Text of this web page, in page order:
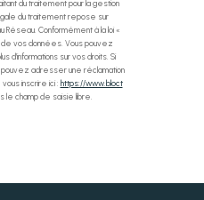
du traitement pour la gestion
du traitement repose sur
Conformément à la loi «
de vos données. Vous pouvez
d’informations sur vos droits. Si
adresser une réclamation
inscrire ici : https://www.bloct
le champ de saisie libre.